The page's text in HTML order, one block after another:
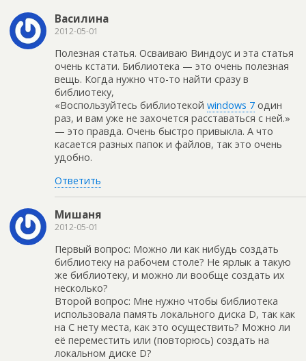
Василина
2012-05-01
Полезная статья. Осваиваю Виндоус и эта статья
очень кстати. Библиотека — это очень полезная
вещь. Когда нужно что-то найти сразу в
библиотеку,
«Воспользуйтесь библиотекой windows 7 один
раз, и вам уже не захочется расставаться с ней.»
— это правда. Очень быстро привыкла. А что
касается разных папок и файлов, так это очень
удобно.
Ответить
Мишаня
2012-05-01
Первый вопрос: Можно ли как нибудь создать
библиотеку на рабочем столе? Не ярлык а такую
же библиотеку, и можно ли вообще создать их
несколько?
Второй вопрос: Мне нужно чтобы библиотека
использовала память локального диска D, так как
на C нету места, как это осуществить? Можно ли
её переместить или (повторюсь) создать на
локальном диске D?